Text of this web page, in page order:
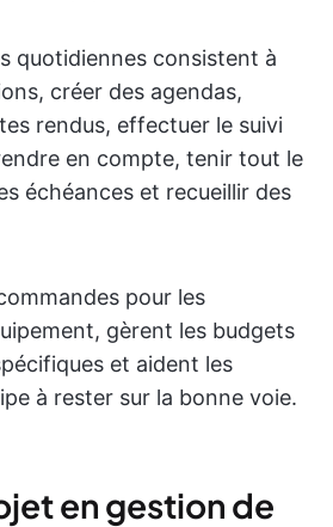
quotidiennes consistent à
créer des agendas,
rendus, effectuer le suivi
en compte, tenir tout le
échéances et recueillir des
pour les
gèrent les budgets
et aident les
à rester sur la bonne voie.
en gestion de